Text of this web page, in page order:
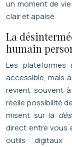
un moment de
clair et apaisé.
La
humain
Les
accessible, mais
revient souvent
réelle possibilité
misent sur la
direct entre vous
outils digitaux